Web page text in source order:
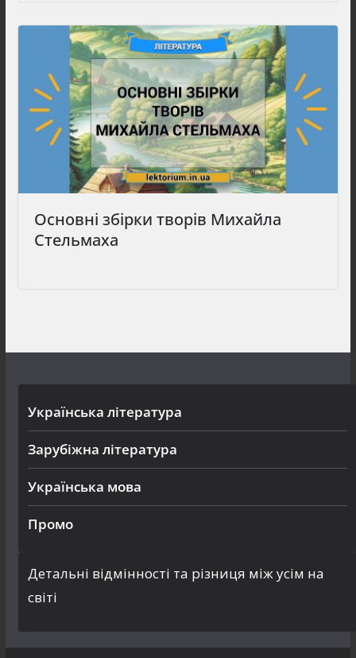
Основні збірки творів Михайла
Стельмаха
Українська література
Зарубіжна література
Українська мова
Промо
Детальні відмінності та різниця між усім на
світі